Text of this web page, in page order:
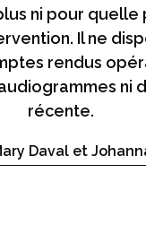
ni pour quelle
Il ne
rendus
ni
récente.
Daval et